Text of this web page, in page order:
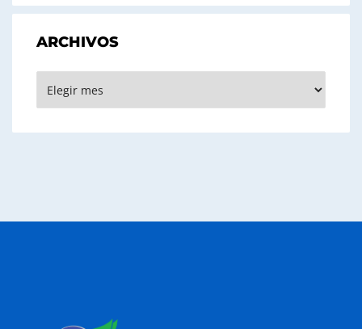
ARCHIVOS